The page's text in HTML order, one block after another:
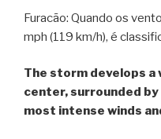
Furacão: Quando os
mph (119 km/h), é
The storm develops
center, surrounded
most intense winds